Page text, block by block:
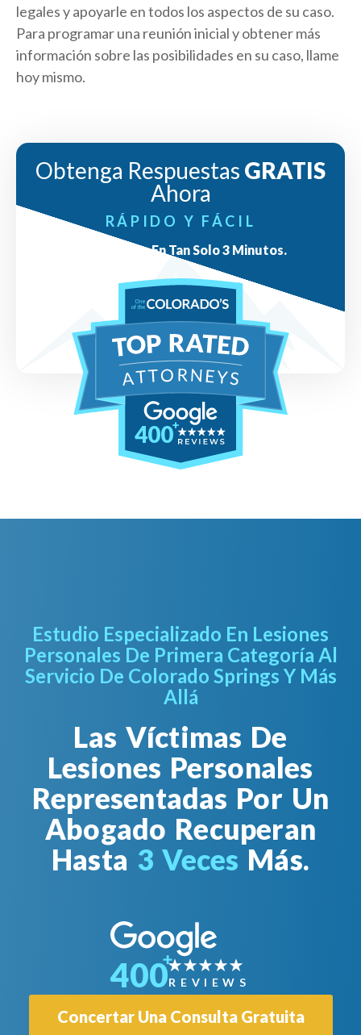
legales y apoyarle en todos los aspectos de su caso.
Para programar una reunión inicial y obtener más
información sobre las posibilidades en su caso, llame
hoy mismo.
Obtenga Respuestas GRATIS
Ahora
RÁPIDO Y FÁCIL
Respuestas En Tan Solo 3 Minutos.
400
Estudio Especializado En Lesiones
Personales De Primera Categoría Al
Servicio De Colorado Springs Y Más
Allá
Las Víctimas De
Lesiones Personales
Representadas Por Un
Abogado Recuperan
Hasta 3 Veces Más.
Concertar Una Consulta Gratuita
400REVIEWS